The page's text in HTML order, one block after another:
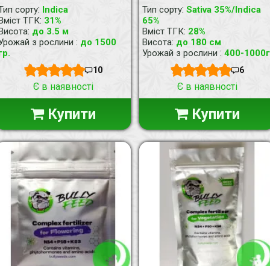
сорту: Indica
ТГК: 31%
: до 3.5 м
з рослини : до 1500
10
Є в наявності
Купити
Тип сорту: Sativa 35%/Indica
65%
Вміст ТГК: 28%
Висота: до 180 см
Урожай з рослини : 400-1000г
6
Є в наявності
Купити